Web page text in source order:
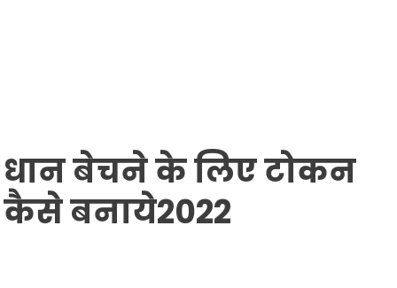
धान बेचने के लिए टोकन
कैसे बनाये2022